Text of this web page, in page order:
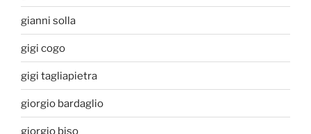
gianni solla
gigi cogo
gigi tagliapietra
giorgio bardaglio
giorgio biso